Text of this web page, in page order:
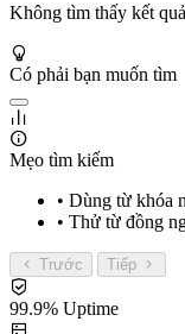
Không tìm thấy kết quả
Có phải bạn muốn tìm
Mẹo tìm kiếm
• Dùng từ khóa
• Thử từ đồng
Trước Tiếp
99.9% Uptime